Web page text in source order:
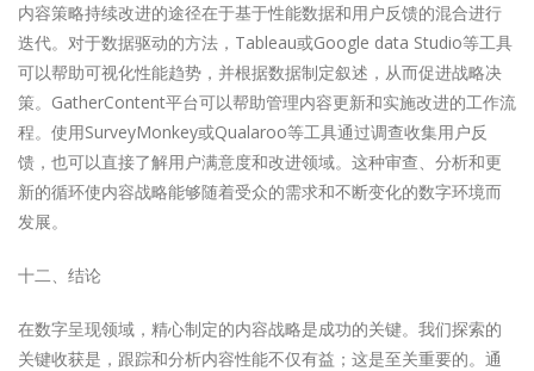
内容策略持续改进的途径在于基于性能数据和用户反馈的混合进行
迭代。对于数据驱动的方法，Tableau或Google data Studio等工具
可以帮助可视化性能趋势，并根据数据制定叙述，从而促进战略决
策。GatherContent平台可以帮助管理内容更新和实施改进的工作流
程。使用SurveyMonkey或Qualaroo等工具通过调查收集用户反
馈，也可以直接了解用户满意度和改进领域。这种审查、分析和更
新的循环使内容战略能够随着受众的需求和不断变化的数字环境而
发展。
十二、结论
在数字呈现领域，精心制定的内容战略是成功的关键。我们探索的
关键收获是，跟踪和分析内容性能不仅有益；这是至关重要的。通